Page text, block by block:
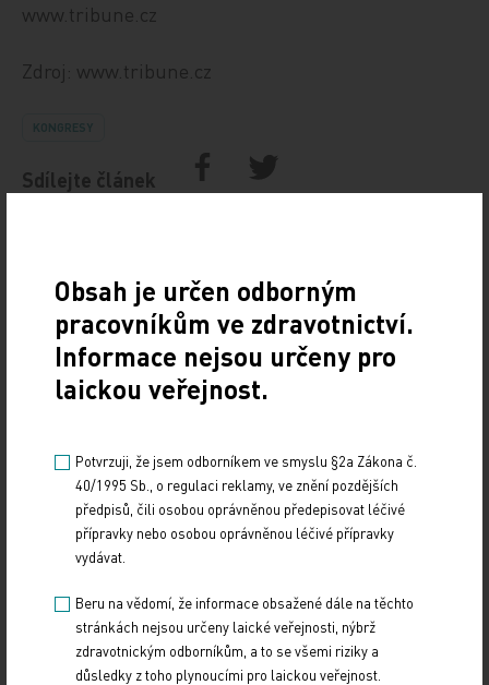
www.tribune.cz
Zdroj: www.tribune.cz
KONGRESY
Sdílejte článek
Doporučené
12. 12. 2024
Letošní 18. ročník Gastroenterologických dnů v Karlových
Varech se setkal se značným zájmem odborné veřejnosti,
a to i díky velmi pestrému programu,…
Přehnané uklízení ničí plíce stejně jako kouření
10. 12. 2024
Obsah je určen odborným
pracovníkům ve zdravotnictví.
Informace nejsou určeny pro
laickou veřejnost.
Potvrzuji, že jsem odborníkem ve smyslu §2a Zákona č.
40/1995 Sb., o regulaci reklamy, ve znění pozdějších
předpisů, čili osobou oprávněnou předepisovat léčivé
přípravky nebo osobou oprávněnou léčivé přípravky
vydávat.
Beru na vědomí, že informace obsažené dále na těchto
stránkách nejsou určeny laické veřejnosti, nýbrž
zdravotnickým odborníkům, a to se všemi riziky a
důsledky z toho plynoucími pro laickou veřejnost.